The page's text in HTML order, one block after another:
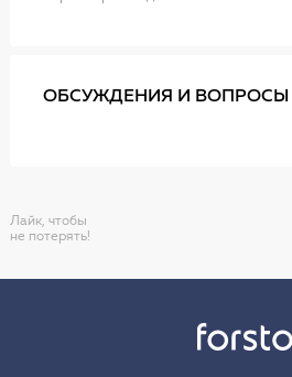
ОБСУЖДЕНИЯ И ВОПРОСЫ
Лайк, чтобы
не потерять!